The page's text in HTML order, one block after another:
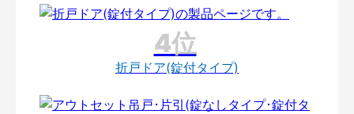
折戸ドア(錠付タイプ)